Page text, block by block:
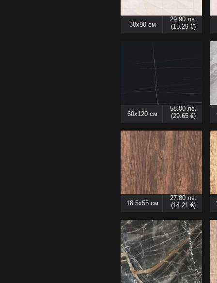
30x90 см
29.90 лв.
(15.29 €)
60x120 см
58.00 лв.
(29.65 €)
18.5x55 см
27.80 лв.
(14.21 €)